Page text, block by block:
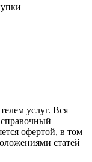
услуг. Вся
офертой, в том
статей